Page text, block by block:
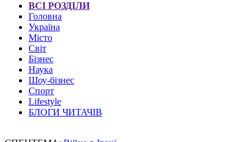
ВСІ РОЗДІЛИ
Головна
Україна
Місто
Світ
Бізнес
Наука
Шоу-бізнес
Спорт
Lifestyle
БЛОГИ ЧИТАЧІВ